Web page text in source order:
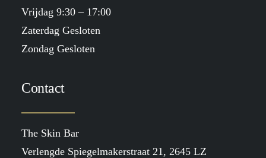
Vrijdag 9:30 – 17:00
Zaterdag Gesloten
Zondag Gesloten
Contact
The Skin Bar
Verlengde Spiegelmakerstraat 21, 2645 LZ